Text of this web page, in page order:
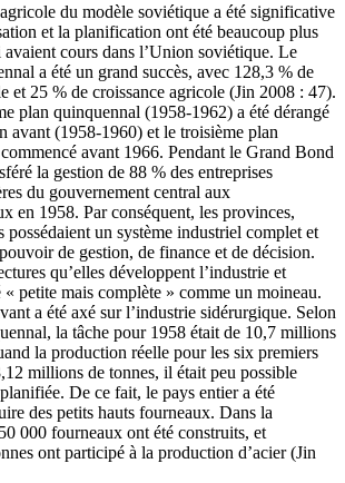
du modèle soviétique a été significative
et la planification ont été beaucoup plus
cours dans l’Union soviétique. Le
a été un grand succès, avec 128,3 % de
et 25 % de croissance agricole (Jin 2008 : 47).
plan quinquennal (1958-1962) a été dérangé
avant (1958-1960) et le troisième plan
avant 1966. Pendant le Grand Bond
la gestion de 88 % des entreprises
du gouvernement central aux
en 1958. Par conséquent, les provinces,
possédaient un système industriel complet et
de gestion, de finance et de décision.
qu’elles développent l’industrie et
petite mais complète » comme un moineau.
a été axé sur l’industrie sidérurgique. Selon
la tâche pour 1958 était de 10,7 millions
la production réelle pour les six premiers
millions de tonnes, il était peu possible
De ce fait, le pays entier a été
des petits hauts fourneaux. Dans la
000 fourneaux ont été construits, et
ont participé à la production d’acier (Jin